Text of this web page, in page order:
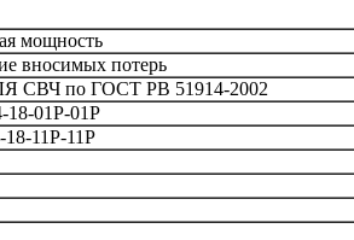
мощность
вносимых потерь
по ГОСТ РВ 51914-2002
18-01Р-01Р
11Р-11Р